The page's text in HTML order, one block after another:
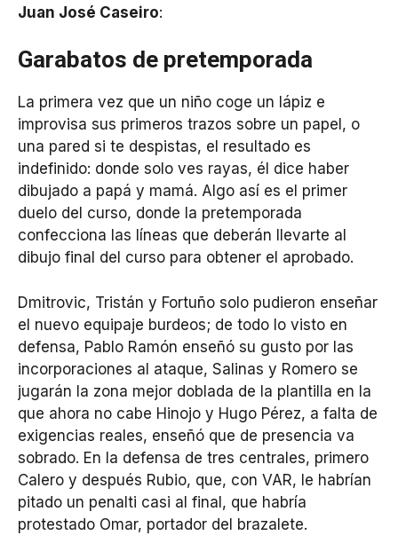
Juan José Caseiro:
Garabatos de pretemporada
La primera vez que un niño coge un lápiz e
improvisa sus primeros trazos sobre un papel, o
una pared si te despistas, el resultado es
indefinido: donde solo ves rayas, él dice haber
dibujado a papá y mamá. Algo así es el primer
duelo del curso, donde la pretemporada
confecciona las líneas que deberán llevarte al
dibujo final del curso para obtener el aprobado.
Dmitrovic, Tristán y Fortuño solo pudieron enseñar
el nuevo equipaje burdeos; de todo lo visto en
defensa, Pablo Ramón enseñó su gusto por las
incorporaciones al ataque, Salinas y Romero se
jugarán la zona mejor doblada de la plantilla en la
que ahora no cabe Hinojo y Hugo Pérez, a falta de
exigencias reales, enseñó que de presencia va
sobrado. En la defensa de tres centrales, primero
Calero y después Rubio, que, con VAR, le habrían
pitado un penalti casi al final, que habría
protestado Omar, portador del brazalete.